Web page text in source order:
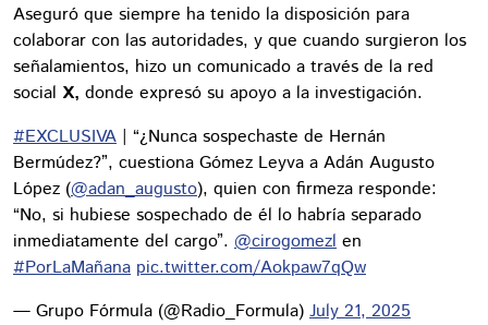
Aseguró que siempre ha tenido la disposición para
colaborar con las autoridades, y que cuando surgieron los
señalamientos, hizo un comunicado a través de la red
social X, donde expresó su apoyo a la investigación.
#EXCLUSIVA | “¿Nunca sospechaste de Hernán
Bermúdez?”, cuestiona Gómez Leyva a Adán Augusto
López (@adan_augusto), quien con firmeza responde:
“No, si hubiese sospechado de él lo habría separado
inmediatamente del cargo”. @cirogomezl en
#PorLaMañana pic.twitter.com/Aokpaw7qQw
— Grupo Fórmula (@Radio_Formula) July 21, 2025